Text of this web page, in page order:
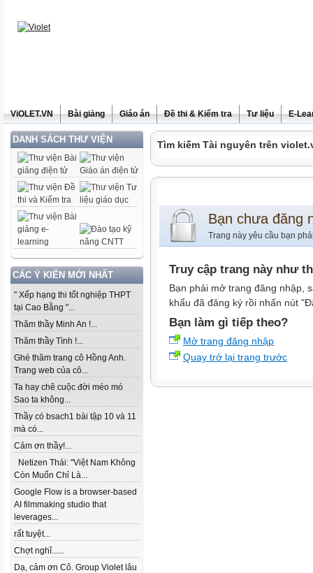
ViOLET.VN Bài giảng Giáo án Đề thi & Kiểm tra Tư liệu E-
DANH SÁCH THƯ VIỆN
CÁC Ý KIẾN MỚI NHẤT
" Xếp hạng thi tốt nghiệp THPT
tại Cao Bằng "...
Thăm thầy Minh An !...
Thăm thầy Tình !...
Ghé thăm trang cô Hồng Anh.
Trang web của cô...
Ta hay chê cuộc đời méo mó
Sao ta không...
Thầy có bsach1 bài tập 10 và 11
mà có...
Cảm ơn thầy!...
Netizen Thái: "Việt Nam Không
Còn Muốn Chỉ Là...
Google Flow is a browser-based
AI filmmaking studio that
leverages...
rất tuyệt...
Chợt nghĩ......
Dạ, cảm ơn Cô. Group Violet lâu
Tìm kiếm Tài nguyên trên
Bạn chưa đăng
Trang này yêu cầu bạn
Truy cập trang này như
Bạn phải mở trang đăng nhập,
khẩu đã đăng ký rồi nhấn nút
Bạn làm gì tiếp theo?
Mở trang đăng nhập
Quay trở lại trang trước